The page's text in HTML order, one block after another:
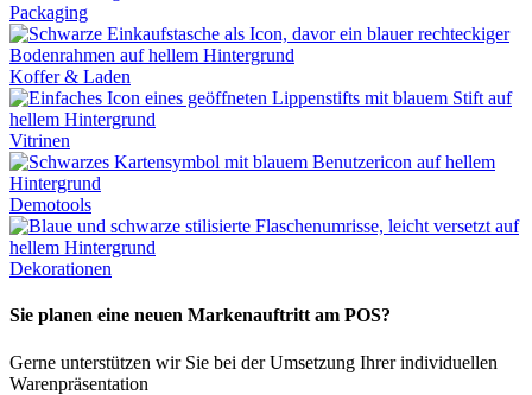
Packaging
Koffer & Laden
Vitrinen
Demotools
Dekorationen
Sie planen eine neuen Markenauftritt am POS?
Gerne unterstützen wir Sie bei der Umsetzung Ihrer individuellen
Warenpräsentation